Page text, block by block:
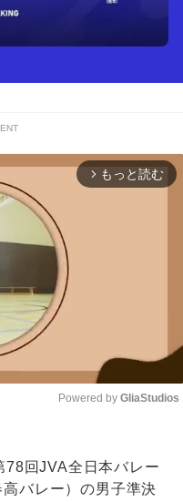
arrow_forward_ios もっと読む
Powered by GliaStudios
回JVA全日本バレー
バレー）の男子準決